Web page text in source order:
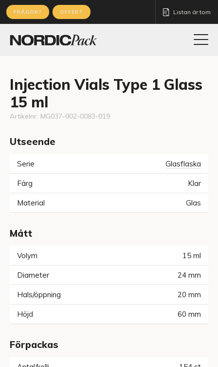
FRÅGOR? OFFERT Listan är tom
Injection Vials Type 1 Glass
15 ml
Artikelnr: MG037-002-0083-019
Utseende
Serie Glasflaska
Färg Klar
Material Glas
Mått
Volym 15 ml
Diameter 24 mm
Hals/öppning 20 mm
Höjd 60 mm
Förpackas